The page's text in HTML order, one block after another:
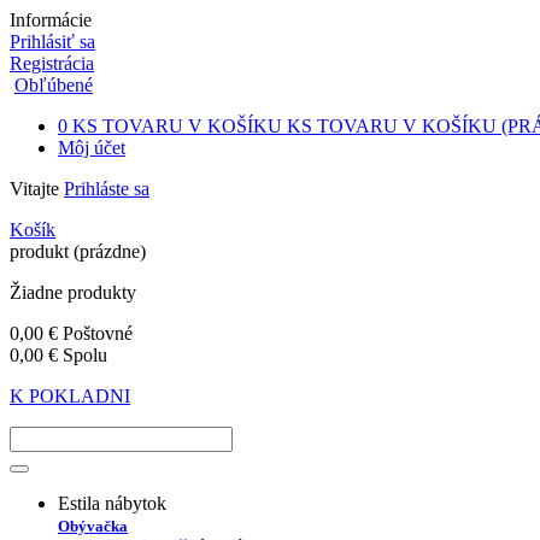
Informácie
Prihlásiť sa
Registrácia
Obľúbené
0 KS TOVARU V KOŠÍKU KS TOVARU V KOŠÍKU
Môj účet
Vitajte Prihláste sa
Košík
produkt (prázdne)
Žiadne produkty
0,00 € Poštovné
0,00 € Spolu
K POKLADNI
Estila nábytok
Obývačka